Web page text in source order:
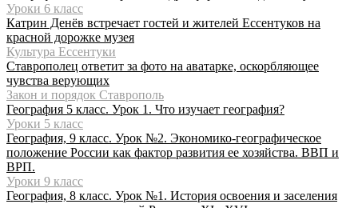
Уроки 6 класс
Катрин Денёв встречает гостей и жителей Ессентуков на
красной дорожке музея
Культура Ессентуки
Ставрополец ответит за фото на аватарке, оскорбляющее
чувства верующих
Закон и порядок Ставрополь
География 5 класс. Урок 1. Что изучает география?
Уроки 5 класс
География, 9 класс. Урок №2. Экономико-географическое
положение России как фактор развития ее хозяйства. ВВП и
ВРП.
Уроки 9 класс
География, 8 класс. Урок №1. История освоения и заселения